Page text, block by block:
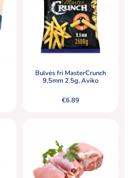
Bulvės fri MasterCrunch
9,5mm 2.5g, Aviko
€6.89